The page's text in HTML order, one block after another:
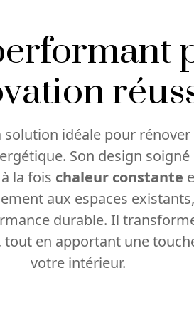
solution idéale pour
Son design
la fois chaleur constante
aux espaces
durable. Il
en apportant une
votre intérieur.